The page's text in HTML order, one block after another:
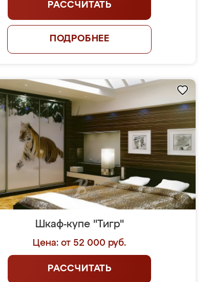
РАССЧИТАТЬ
ПОДРОБНЕЕ
Шкаф-купе "Тигр"
Цена: от 52 000 руб.
РАССЧИТАТЬ